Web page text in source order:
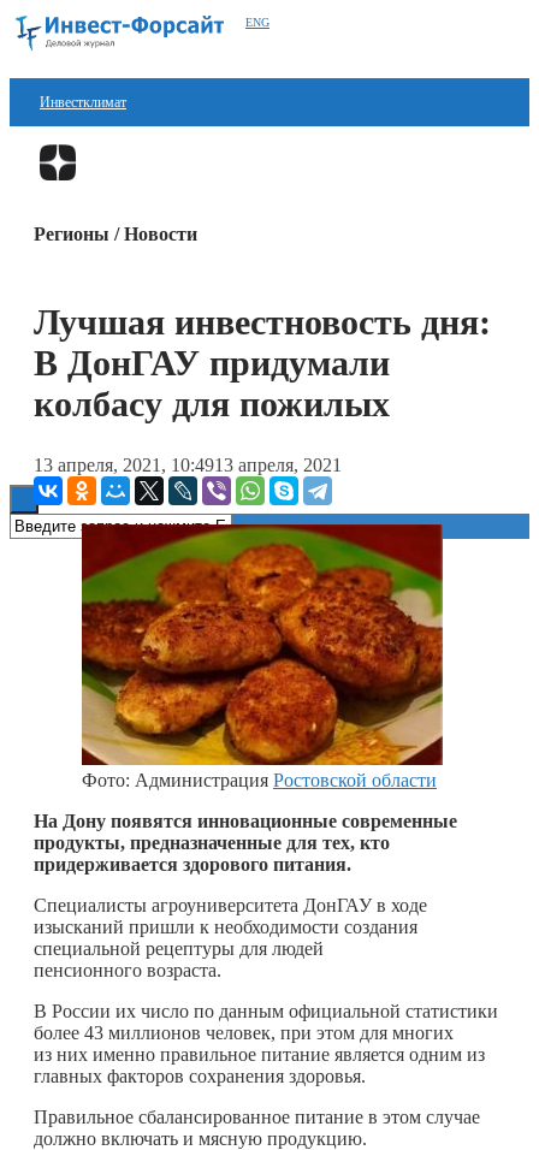
ENG
Инвестклимат
Финансы
Технологии
Регионы / Новости
Лучшая инвестновость дня:
В ДонГАУ придумали
колбасу для пожилых
13 апреля, 2021, 10:4913 апреля, 2021
Фото: Администрация Ростовской области
На Дону появятся инновационные современные
продукты, предназначенные для тех, кто
придерживается здорового питания.
Специалисты агроуниверситета ДонГАУ в ходе
изысканий пришли к необходимости создания
специальной рецептуры для людей
пенсионного возраста.
В России их число по данным официальной статистики
более 43 миллионов человек, при этом для многих
из них именно правильное питание является одним из
главных факторов сохранения здоровья.
Правильное сбалансированное питание в этом случае
должно включать и мясную продукцию.